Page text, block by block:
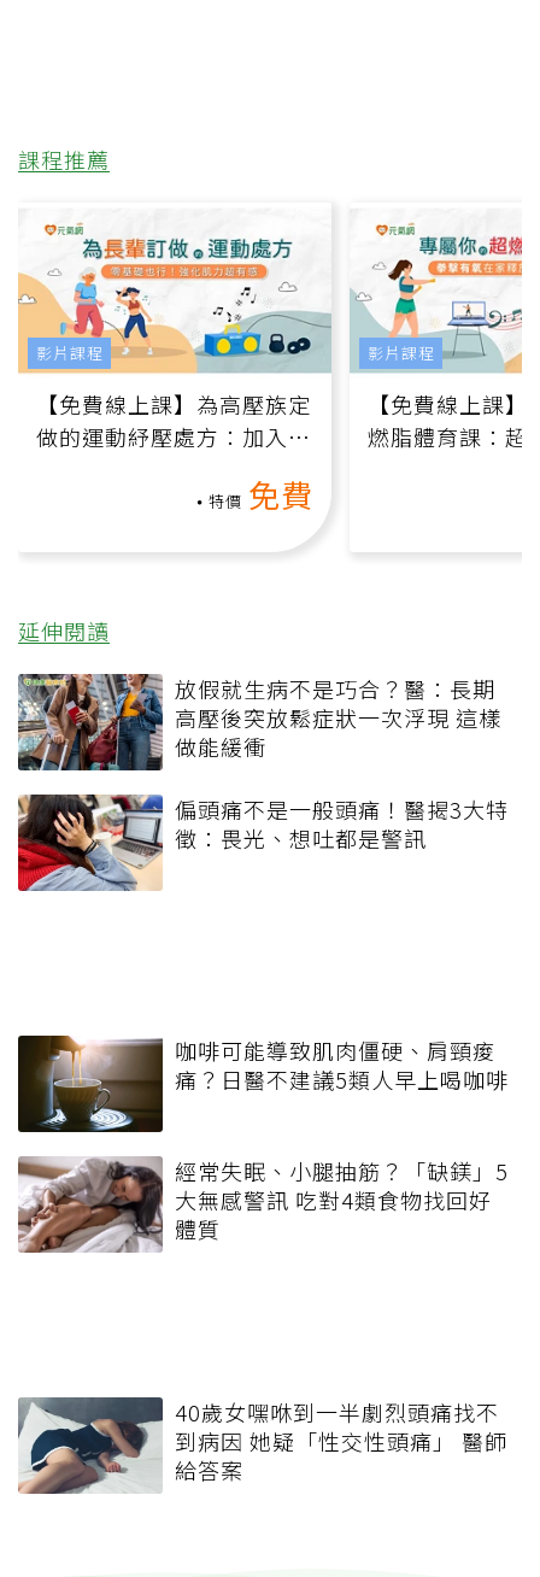
課程推薦
【免費線上課】為高壓族定
做的運動紓壓處方：加入行
特價 免費
影片課程
【免費線上課
燃脂體育課：超
影片課程
延伸閱讀
放假就生病不是巧合？醫：長期
高壓後突放鬆症狀一次浮現 這樣
做能緩衝
偏頭痛不是一般頭痛！醫揭3大特
徵：畏光、想吐都是警訊
咖啡可能導致肌肉僵硬、肩頸痠
痛？日醫不建議5類人早上喝咖啡
經常失眠、小腿抽筋？「缺鎂」5
大無感警訊 吃對4類食物找回好
體質
40歲女嘿咻到一半劇烈頭痛找不
到病因 她疑「性交性頭痛」 醫師
給答案